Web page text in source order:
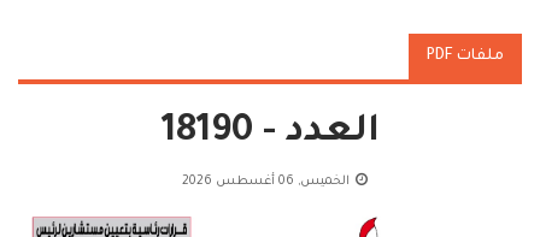
ملفات PDF
العدد - 18190
الخميس, 06 أغسطس 2026